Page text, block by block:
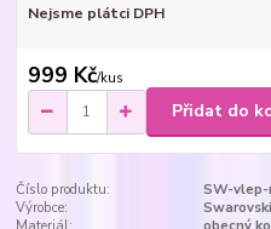
Nejsme plátci DPH
999 Kč/kus
Přidat do
Číslo produktu:
SW-
Výrobce: